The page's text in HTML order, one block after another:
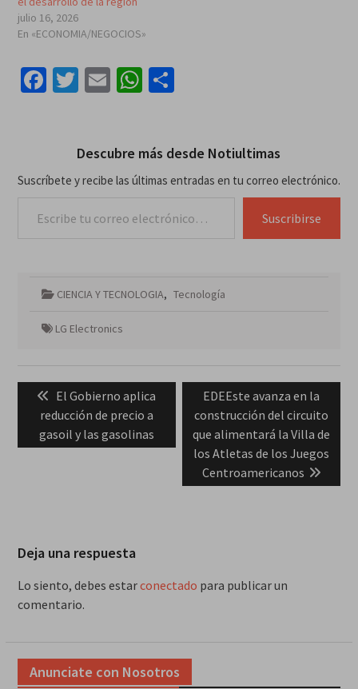
julio 16, 2026
En «ECONOMIA/NEGOCIOS»
Facebook
Twitter
EmailWhatsApp
Compartir
Descubre más desde Notiultimas
Suscríbete y recibe las últimas entradas en tu correo electrónico.
Suscribirse
CIENCIA Y TECNOLOGIA, Tecnología
LG Electronics
entradas
Previous
post:
El Gobierno aplica
reducción de precio a
gasoil y las gasolinas
Next
post:
EDEEste avanza en la
construcción del circuito
que alimentará la Villa de
los Atletas de los Juegos
Centroamericanos
Deja una respuesta
Lo siento, debes estarconectado para publicar un
comentario.
Anunciate con Nosotros